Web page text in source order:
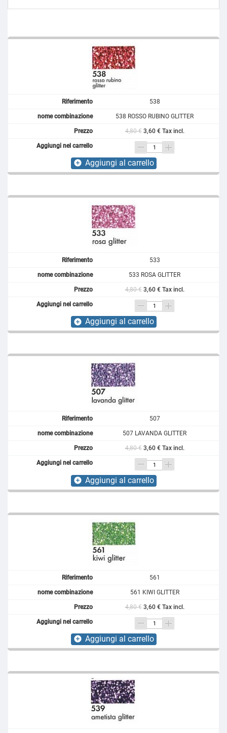
538
538 ROSSO RUBINO GLITTER
4,80 € 3,60 € Tax incl.
add_circle Aggiungi al carrello
533
533 ROSA GLITTER
4,80 € 3,60 € Tax incl.
add_circle Aggiungi al carrello
507
507 LAVANDA GLITTER
4,80 € 3,60 € Tax incl.
add_circle Aggiungi al carrello
561
561 KIWI GLITTER
4,80 € 3,60 € Tax incl.
add_circle Aggiungi al carrello